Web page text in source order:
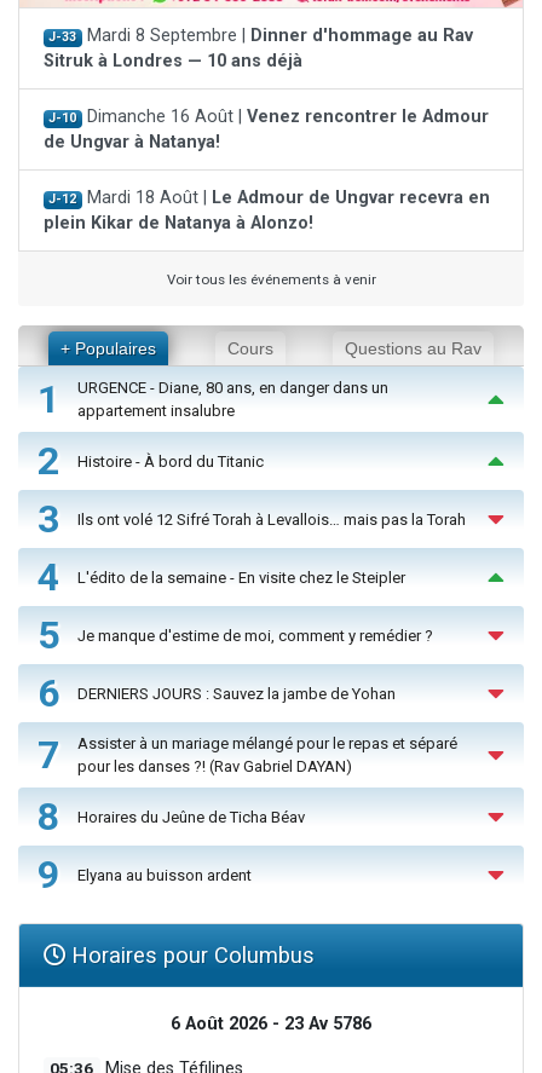
J-33 Mardi 8 Septembre |
Dinner d'hommage au Rav
Sitruk à Londres — 10 ans déjà
J-10 Dimanche 16 Août | Venez rencontrer le Admour
de Ungvar à Natanya!
J-12 Mardi 18 Août |
Le Admour de Ungvar recevra en
plein Kikar de Natanya à Alonzo!
Voir tous les événements à venir
+ Populaires Cours Questions au Rav
1
URGENCE - Diane, 80 ans, en danger dans un
appartement insalubre
2 Histoire - À bord du Titanic
3 Ils ont volé 12 Sifré Torah à Levallois… mais pas la Torah
4 L'édito de la semaine - En visite chez le Steipler
5 Je manque d'estime de moi, comment y remédier ?
6 DERNIERS JOURS : Sauvez la jambe de Yohan
7
Assister à un mariage mélangé pour le repas et séparé
pour les danses ?! (Rav Gabriel DAYAN)
8 Horaires du Jeûne de Ticha Béav
9 Elyana au buisson ardent
Horaires pour Columbus
6 Août 2026 - 23 Av 5786
05:36